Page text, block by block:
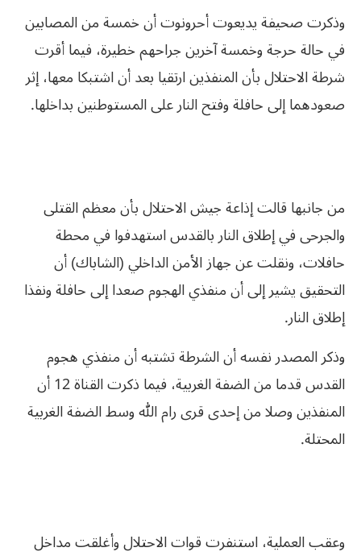
وذكرت صحيفة يديعوت أحرونوت أن خمسة من المصابين
في حالة حرجة وخمسة آخرين جراحهم خطيرة، فيما أقرت
شرطة الاحتلال بأن المنفذين ارتقيا بعد أن اشتبكا معها، إثر
صعودهما إلى حافلة وفتح النار على المستوطنين بداخلها.
من جانبها قالت إذاعة جيش الاحتلال بأن معظم القتلى
والجرحى في إطلاق النار بالقدس استهدفوا في محطة
حافلات، ونقلت عن جهاز الأمن الداخلي (الشاباك) أن
التحقيق يشير إلى أن منفذي الهجوم صعدا إلى حافلة ونفذا
إطلاق النار.
وذكر المصدر نفسه أن الشرطة تشتبه أن منفذي هجوم
القدس قدما من الضفة الغربية، فيما ذكرت القناة 12 أن
المنفذين وصلا من إحدى قرى رام الله وسط الضفة الغربية
المحتلة.
وعقب العملية، استنفرت قوات الاحتلال وأغلقت مداخل